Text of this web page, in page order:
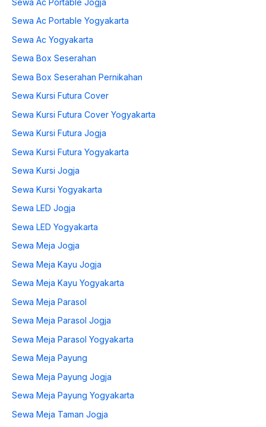
Sewa Ac Portable Yogyakarta
Sewa Ac Yogyakarta
Sewa Box Seserahan
Sewa Box Seserahan Pernikahan
Sewa Kursi Futura Cover
Sewa Kursi Futura Cover Yogyakarta
Sewa Kursi Futura Jogja
Sewa Kursi Futura Yogyakarta
Sewa Kursi Jogja
Sewa Kursi Yogyakarta
Sewa LED Jogja
Sewa LED Yogyakarta
Sewa Meja Jogja
Sewa Meja Kayu Jogja
Sewa Meja Kayu Yogyakarta
Sewa Meja Parasol
Sewa Meja Parasol Jogja
Sewa Meja Parasol Yogyakarta
Sewa Meja Payung
Sewa Meja Payung Jogja
Sewa Meja Payung Yogyakarta
Sewa Meja Taman Jogja